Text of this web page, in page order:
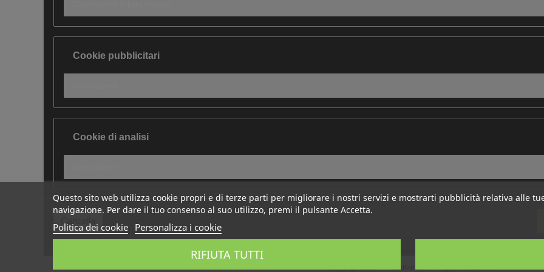
Questo sito web utilizza cookie propri e di terze parti per migliorare i nostri servizi e mostrarti pubblicità relativa alle
navigazione. Per dare il tuo consenso al suo utilizzo, premi il pulsante Accetta.
Politica dei cookie Personalizza i cookie
RIFIUTA TUTTI
Cookie pubblicitari
Cookie di analisi
Cookie di performance
© Copyright 2026 Pilebatterie.it. All Rights Reserved.